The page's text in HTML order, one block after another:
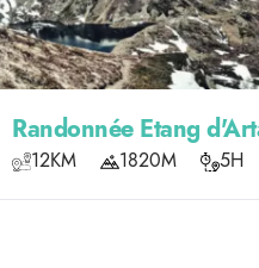
Randonnée Etang
12KM 1820M 5H